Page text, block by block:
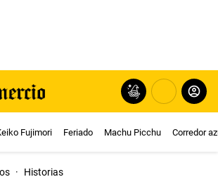
Fujimori Feriado Machu Picchu Corredor
· Historias